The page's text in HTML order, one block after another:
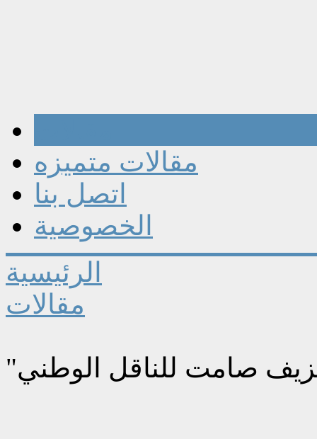
مقالات متميزه
اتصل بنا
الخصوصية
الرئيسية
مقالات